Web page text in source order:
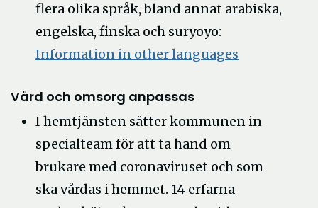
flera olika språk, bland annat arabiska,
engelska, finska och suryoyo:
Information in other languages
Vård och omsorg anpassas
I hemtjänsten sätter kommunen in
specialteam för att ta hand om
brukare med coronaviruset och som
ska vårdas i hemmet. 14 erfarna